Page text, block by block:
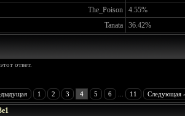
The_Poison
4.55%
Tanata
36.42%
ответ.
1 2 3 4 5 6 11 Следующая